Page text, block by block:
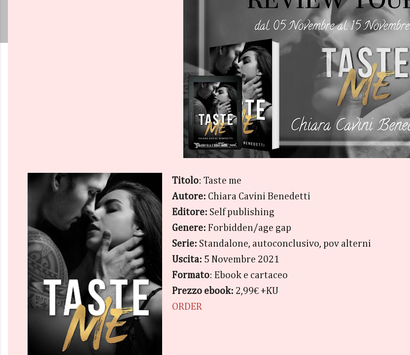
Titolo: Taste me
Autore: Chiara Cavini Benedetti
Editore: Self publishing
Genere: Forbidden/age gap
Serie: Standalone, autoconclusivo, pov alterni
Uscita: 5 Novembre 2021
Formato: Ebook e cartaceo
Prezzo ebook: 2,99€ +KU
ORDER